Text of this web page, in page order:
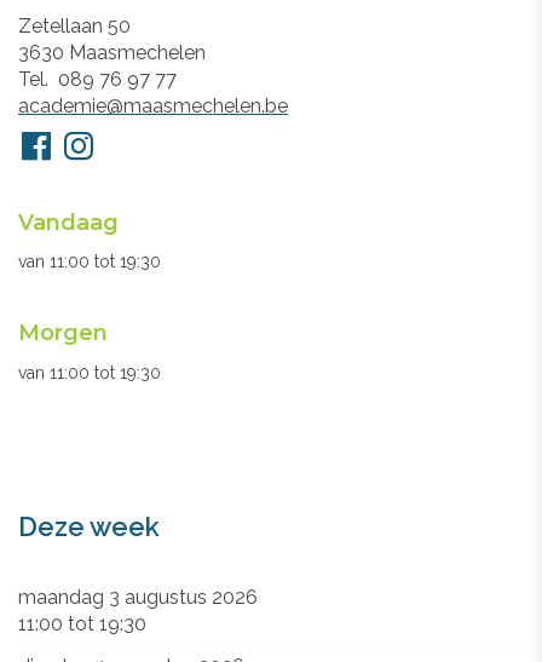
Adres
Zetellaan 50
3630 Maasmechelen
Tel.
089 76 97 77
E-
mail
academie@maasmechelen.be
Volg
ons
FacebookInstagram
Openingsuren
secretariaat
Vandaag
van 11:00 tot 19:30
Morgen
van 11:00 tot 19:30
Deze week
maandag 3 augustus 2026
11:00 tot 19:30